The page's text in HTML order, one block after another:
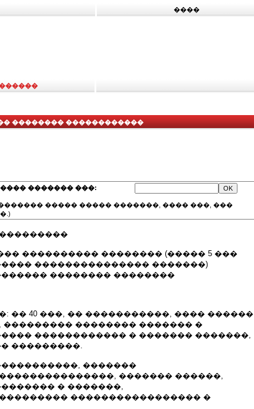
����
�������� ������������
������� ���:
����� ����� �������, ���� ���, ���
���������� �������� (����� 5 ���
��������������� �������)
�������� ��������
�� 40 ���, �� �����������, ���� ������
�������� ������� �
������������ � ������� �������,
���������.
�������
������� ������,
� �������,
����������������� �